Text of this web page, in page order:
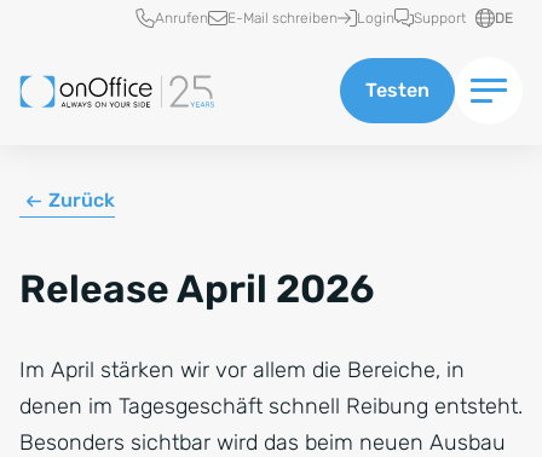
Schnellzugriff
Anrufen E-Mail schreiben Login Support DE
Testen
Zurück
Release April 2026
Im April stärken wir vor allem die Bereiche, in
denen im Tagesgeschäft schnell Reibung entsteht.
Besonders sichtbar wird das beim neuen Ausbau